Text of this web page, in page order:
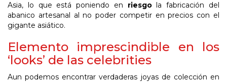
Asia, lo que está poniendo en riesgola fabricación del
abanico artesanal al no poder competir en precios con el
gigante asiático.
Elemento imprescindible en los
‘looks’ de las celebrities
Aun podemos encontrar verdaderas joyas de colección en